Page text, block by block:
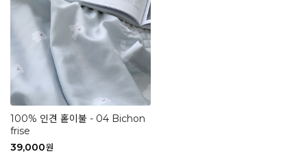
100% 인견 홑이불 - 04 Bichon
frise
39,000원